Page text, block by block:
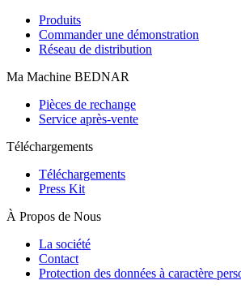
Produits
Commander une démonstration
Réseau de distribution
Ma Machine BEDNAR
Pièces de rechange
Service après-vente
Téléchargements
Téléchargements
Press Kit
À Propos de Nous
La société
Contact
Protection des données à caractère